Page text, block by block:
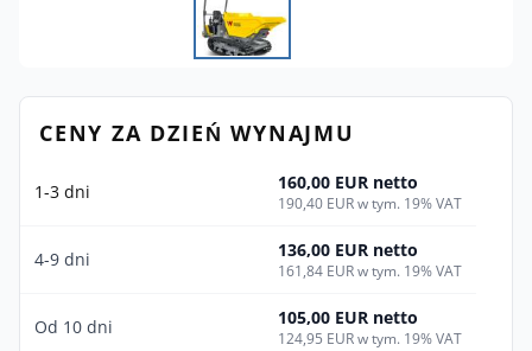
CENY ZA DZIEŃ WYNAJMU
1-3 dni 160,00 EUR netto
190,40 EUR w tym. 19% VAT
4-9 dni 136,00 EUR netto
161,84 EUR w tym. 19% VAT
Od 10 dni 105,00 EUR netto
124,95 EUR w tym. 19% VAT